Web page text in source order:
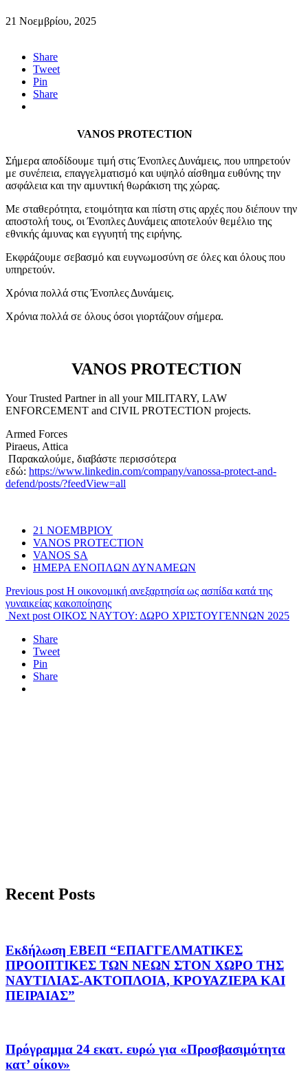
21 Νοεμβρίου, 2025
Share
Tweet
Pin
Share
VANOS PROTECTION
Σήμερα αποδίδουμε τιμή στις Ένοπλες Δυνάμεις, που υπηρετούν
με συνέπεια, επαγγελματισμό και υψηλό αίσθημα ευθύνης την
ασφάλεια και την αμυντική θωράκιση της χώρας.
Με σταθερότητα, ετοιμότητα και πίστη στις αρχές που διέπουν την
αποστολή τους, οι Ένοπλες Δυνάμεις αποτελούν θεμέλιο της
εθνικής άμυνας και εγγυητή της ειρήνης.
Εκφράζουμε σεβασμό και ευγνωμοσύνη σε όλες και όλους που
υπηρετούν.
Χρόνια πολλά στις Ένοπλες Δυνάμεις.
Χρόνια πολλά σε όλους όσοι γιορτάζουν σήμερα.
VANOS PROTECTION
Your Trusted Partner in all your MILITARY, LAW
ENFORCEMENT and CIVIL PROTECTION projects.
Armed Forces
Piraeus, Attica
Παρακαλούμε, διαβάστε περισσότερα
εδώ: https://www.linkedin.com/company/vanossa-protect-and-
defend/posts/?feedView=all
21 ΝΟΕΜΒΡΙΟΥ
VANOS PROTECTION
VANOS SA
ΗΜΕΡΑ ΕΝΟΠΛΩΝ ΔΥΝΑΜΕΩΝ
Previous post Η οικονομική ανεξαρτησία ως ασπίδα κατά της
γυναικείας κακοποίησης
Next post ΟΙΚΟΣ ΝΑΥΤΟΥ: ΔΩΡΟ ΧΡΙΣΤΟΥΓΕΝΝΩΝ 2025
Share
Tweet
Pin
Share
Recent Posts
Εκδήλωση ΕΒΕΠ “ΕΠΑΓΓΕΛΜΑΤΙΚΕΣ
ΠΡΟΟΠΤΙΚΕΣ ΤΩΝ ΝΕΩΝ ΣΤΟΝ ΧΩΡΟ ΤΗΣ
ΝΑΥΤΙΛΙΑΣ-ΑΚΤΟΠΛΟΙΑ, ΚΡΟΥΑΖΙΕΡΑ ΚΑΙ
ΠΕΙΡΑΙΑΣ”
Πρόγραμμα 24 εκατ. ευρώ για «Προσβασιμότητα
κατ’ οίκον»